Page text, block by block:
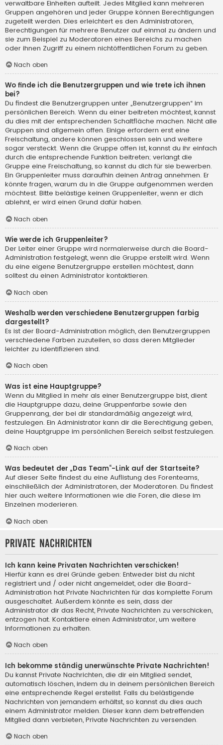
verwaltbare Einheiten aufteilt. Jedes Mitglied kann mehreren
Gruppen angehören und jeder Gruppe können Berechtigungen
zugeteilt werden. Dies erleichtert es den Administratoren,
Berechtigungen für mehrere Benutzer auf einmal zu ändern und
sie zum Beispiel zu Moderatoren eines Bereichs zu machen
oder ihnen Zugriff zu einem nichtöffentlichen Forum zu geben.
Nach oben
Wo finde ich die Benutzergruppen und wie trete ich ihnen
bei?
Du findest die Benutzergruppen unter „Benutzergruppen“ im
persönlichen Bereich. Wenn du einer beitreten möchtest, kannst
du dies mit der entsprechenden Schaltfläche machen. Nicht alle
Gruppen sind allgemein offen. Einige erfordern erst eine
Freischaltung, andere können geschlossen sein und weitere
sogar versteckt. Wenn die Gruppe offen ist, kannst du ihr einfach
durch die entsprechende Funktion beitreten; verlangt die
Gruppe eine Freischaltung, so kannst du dich für sie bewerben.
Ein Gruppenleiter muss daraufhin deinen Antrag annehmen. Er
könnte fragen, warum du in die Gruppe aufgenommen werden
möchtest. Bitte belästige keinen Gruppenleiter, wenn er dich
ablehnt, er wird einen Grund dafür haben.
Nach oben
Wie werde ich Gruppenleiter?
Der Leiter einer Gruppe wird normalerweise durch die Board-
Administration festgelegt, wenn die Gruppe erstellt wird. Wenn
du eine eigene Benutzergruppe erstellen möchtest, dann
solltest du einen Administrator kontaktieren.
Nach oben
Weshalb werden verschiedene Benutzergruppen farbig
dargestellt?
Es ist der Board-Administration möglich, den Benutzergruppen
verschiedene Farben zuzuteilen, so dass deren Mitglieder
leichter zu identifizieren sind.
Nach oben
Was ist eine Hauptgruppe?
Wenn du Mitglied in mehr als einer Benutzergruppe bist, dient
die Hauptgruppe dazu, deine Gruppenfarbe sowie den
Gruppenrang, der bei dir standardmäßig angezeigt wird,
festzulegen. Ein Administrator kann dir die Berechtigung geben,
deine Hauptgruppe im persönlichen Bereich selbst festzulegen.
Nach oben
Was bedeutet der „Das Team“-Link auf der Startseite?
Auf dieser Seite findest du eine Auflistung des Forenteams,
einschließlich der Administratoren, der Moderatoren. Du findest
hier auch weitere Informationen wie die Foren, die diese im
Einzelnen moderieren.
Nach oben
Private Nachrichten
Ich kann keine Privaten Nachrichten verschicken!
Hierfür kann es drei Gründe geben: Entweder bist du nicht
registriert und / oder nicht angemeldet, oder die Board-
Administration hat Private Nachrichten für das komplette Forum
ausgeschaltet. Außerdem könnte es sein, dass der
Administrator dir das Recht, Private Nachrichten zu verschicken,
entzogen hat. Kontaktiere einen Administrator, um weitere
Informationen zu erhalten.
Nach oben
Ich bekomme ständig unerwünschte Private Nachrichten!
Du kannst Private Nachrichten, die dir ein Mitglied sendet,
automatisch löschen, indem du in deinem persönlichen Bereich
eine entsprechende Regel erstellst. Falls du belästigende
Nachrichten von jemandem erhältst, so kannst du dies auch
einem Administrator melden. Dieser kann dem betreffenden
Mitglied dann verbieten, Private Nachrichten zu versenden.
Nach oben